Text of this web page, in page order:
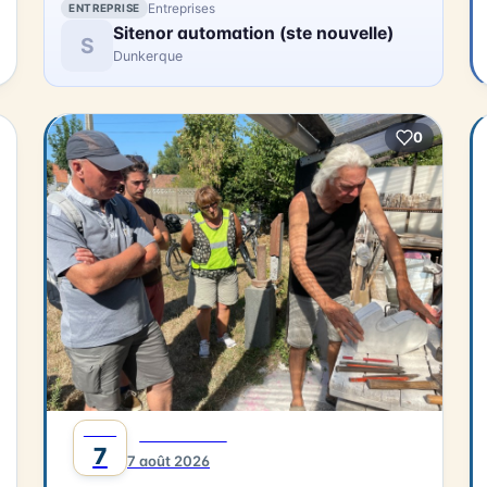
ENTREPRISE Entreprises
S Sitenor automation (ste nouvelle)
Dunkerque
0
7 7 août 2026